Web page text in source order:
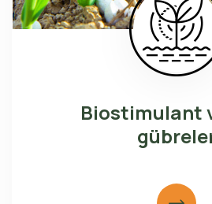
Biostimulant